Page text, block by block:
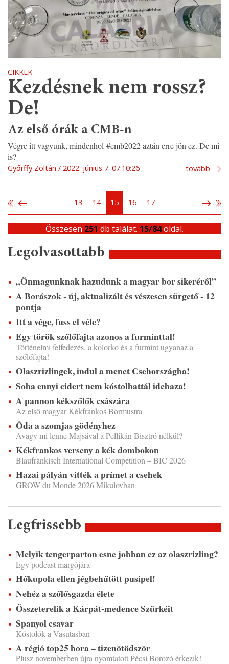
CIKKEK
Kezdésnek nem rossz?
De!
Az első órák a CMB-n
Végre itt vagyunk, mindenhol #cmb2022 aztán erre jön ez. De mi
is?
Győrffy Zoltán 2022. június 7. 07:10:26 tovább
13 14 15 16 17
Összesen 251 db találat. 15/84oldal.
Legolvasottabb
„Önmagunknak hazudunk a magyar bor sikeréről”
A Borászok - új, aktualizált és vészesen sürgető - 12
pontja
Itt a vége, fuss el véle?
Egy török szőlőfajta azonos a furminttal!
Történelmi felfedezés, a kolorko és a furmint ugyanaz a
szőlőfajta!
Olaszrizlingek, indul a menet Csehországba!
Soha ennyi cidert nem kóstolhattál idehaza!
A pannon kékszőlők császára
Az első magyar Kékfrankos Bormustra
Óda a szomjas gödényhez
Avagy mi lenne Majsával a Pellikán Bisztró nélkül?
Kékfrankos verseny a kék dombokon
Blaufränkisch International Competition – BIC 2026
Hazai pályán vitték a prímet a csehek
GROW du Monde 2026 Mikulovban
Legfrissebb
Melyik tengerparton esne jobban ez az olaszrizling?
Egy podcast margójára
Hőkupola ellen jégbehűtött pusipel!
Nehéz a szőlősgazda élete
Összeterelik a Kárpát-medence Szürkéit
Spanyol csavar
Kóstolók a Vasutasban
A régió top25 bora – tizenötödször
Plusz novemberben újra nyomtatott Pécsi Borozó érkezik!